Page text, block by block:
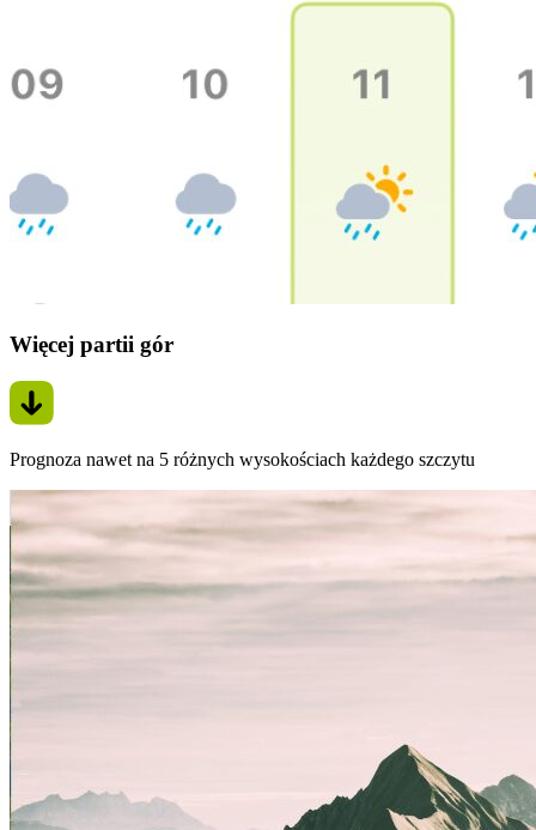
Więcej partii gór
Prognoza nawet na 5 różnych wysokościach każdego szczytu